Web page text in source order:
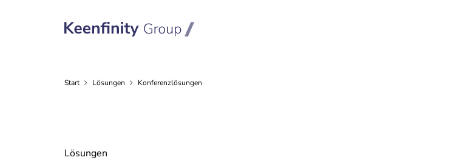
Start Lösungen Konferenzlösungen
Lösungen